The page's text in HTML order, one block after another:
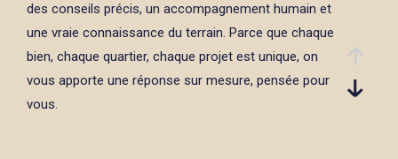
des conseils précis, un accompagnement humain et
une vraie connaissance du terrain. Parce que chaque
bien, chaque quartier, chaque projet est unique, on
vous apporte une réponse sur mesure, pensée pour
vous.